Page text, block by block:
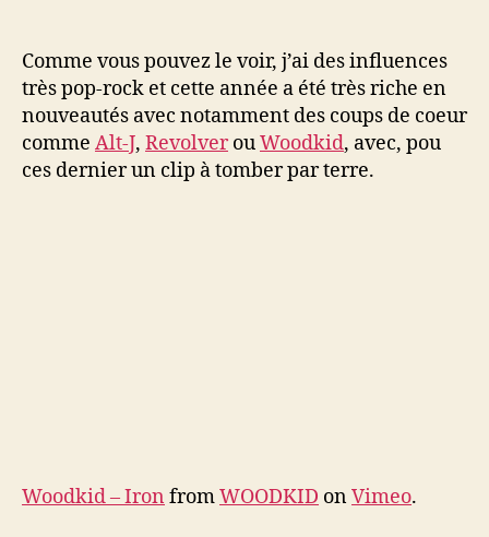
Comme vous pouvez le voir, j’ai des influences
très pop-rock et cette année a été très riche en
nouveautés avec notamment des coups de coeur
comme Alt-J, RevolverouWoodkid, avec, pou
ces dernier un clip à tomber par terre.
Woodkid – Iron fromWOODKID onVimeo.